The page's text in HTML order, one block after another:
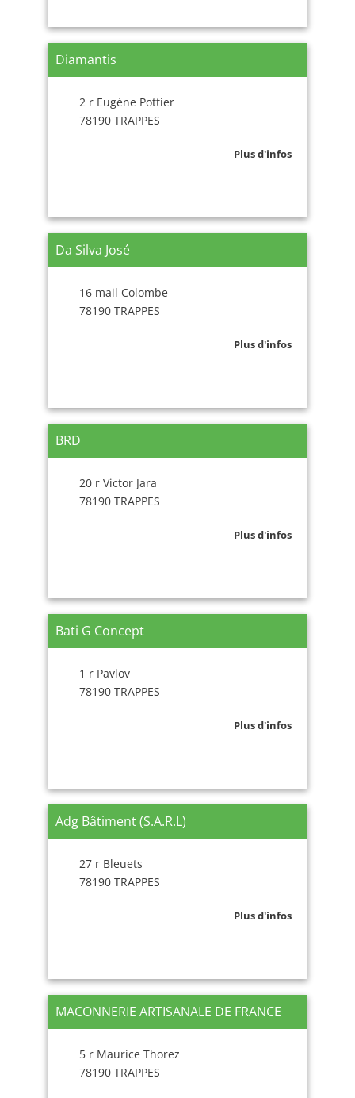
Diamantis
2 r Eugène Pottier
78190 TRAPPES
Plus d'infos
Da Silva José
16 mail Colombe
78190 TRAPPES
Plus d'infos
BRD
20 r Victor Jara
78190 TRAPPES
Plus d'infos
Bati G Concept
1 r Pavlov
78190 TRAPPES
Plus d'infos
Adg Bâtiment (S.A.R.L)
27 r Bleuets
78190 TRAPPES
Plus d'infos
MACONNERIE ARTISANALE DE FRANCE
5 r Maurice Thorez
78190 TRAPPES